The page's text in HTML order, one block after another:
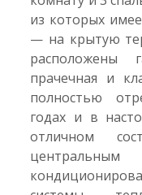
из которых
— на крытую
расположены
прачечная и
полностью
годах и в
отличном